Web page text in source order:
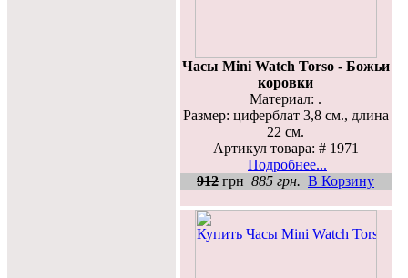
Часы Mini Watch Torso - Божьи
коровки
Материал: .
Размер: циферблат 3,8 см., длина
22 см.
Артикул товара: # 1971
Подробнее...
912 грн 885 грн. В Корзину